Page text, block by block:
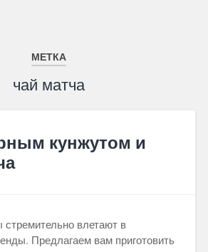
МЕТКА
чай матча
кунжутом и
стремительно влетают в
Предлагаем вам приготовить